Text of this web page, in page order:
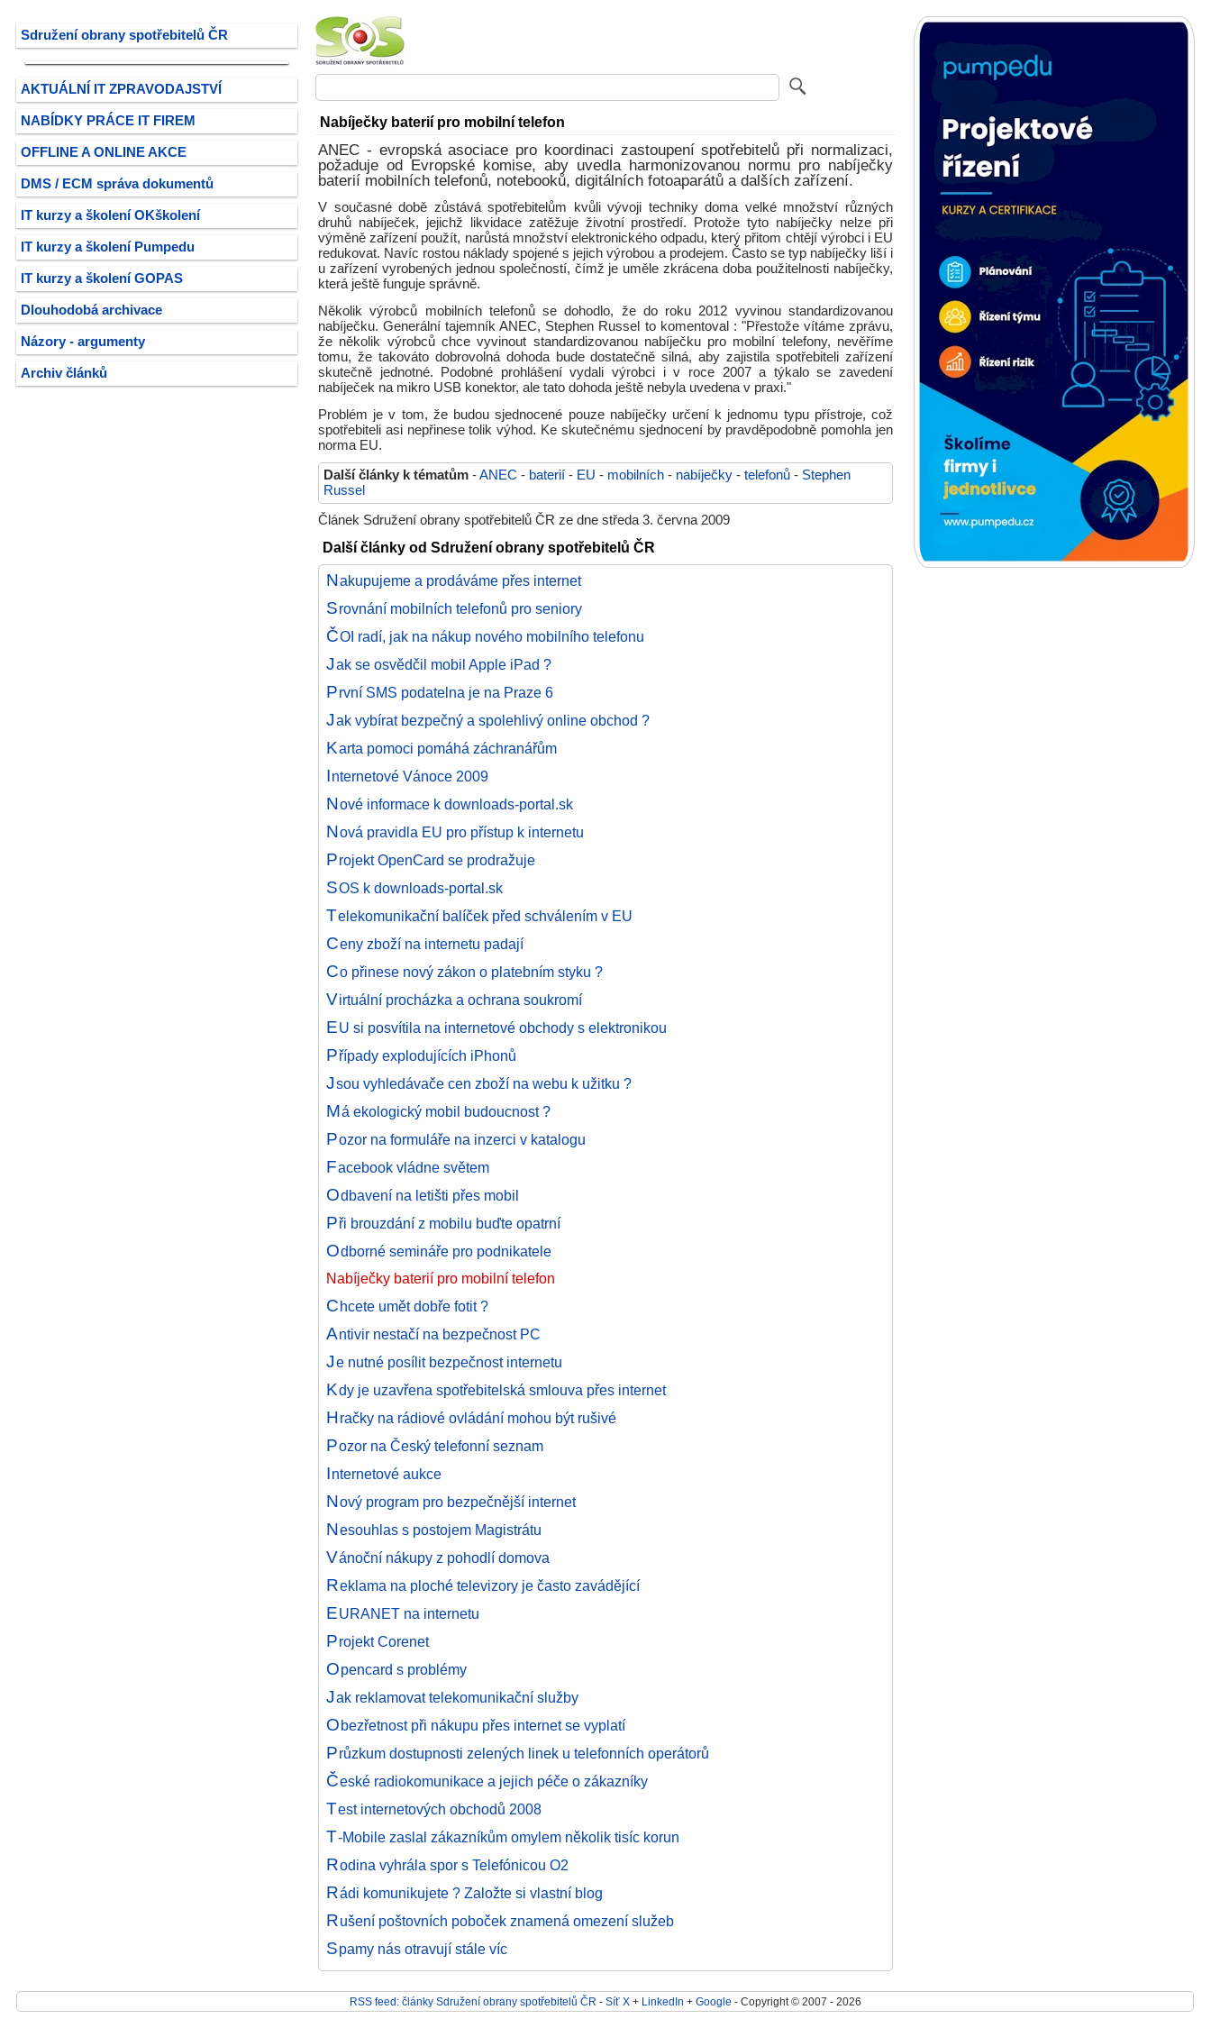
Sdružení obrany spotřebitelů ČR
AKTUÁLNÍ IT ZPRAVODAJSTVÍ
NABÍDKY PRÁCE IT FIREM
OFFLINE A ONLINE AKCE
DMS / ECM správa dokumentů
IT kurzy a školení OKškolení
IT kurzy a školení Pumpedu
IT kurzy a školení GOPAS
Dlouhodobá archivace
Názory - argumenty
Archiv článků
Nabíječky baterií pro mobilní telefon
ANEC - evropská asociace pro koordinaci zastoupení spotřebitelů při normalizaci,
požaduje od Evropské komise, aby uvedla harmonizovanou normu pro nabíječky
baterií mobilních telefonů, notebooků, digitálních fotoaparátů a dalších zařízení.
V současné době zůstává spotřebitelům kvůli vývoji techniky doma velké množství různých
druhů nabíječek, jejichž likvidace zatěžuje životní prostředí. Protože tyto nabíječky nelze při
výměně zařízení použít, narůstá množství elektronického odpadu, který přitom chtějí výrobci i EU
redukovat. Navíc rostou náklady spojené s jejich výrobou a prodejem. Často se typ nabíječky liší i
u zařízení vyrobených jednou společností, čímž je uměle zkrácena doba použitelnosti nabíječky,
která ještě funguje správně.
Několik výrobců mobilních telefonů se dohodlo, že do roku 2012 vyvinou standardizovanou
nabíječku. Generální tajemník ANEC, Stephen Russel to komentoval : "Přestože vítáme zprávu,
že několik výrobců chce vyvinout standardizovanou nabíječku pro mobilní telefony, nevěříme
tomu, že takováto dobrovolná dohoda bude dostatečně silná, aby zajistila spotřebiteli zařízení
skutečně jednotné. Podobné prohlášení vydali výrobci i v roce 2007 a týkalo se zavedení
nabíječek na mikro USB konektor, ale tato dohoda ještě nebyla uvedena v praxi."
Problém je v tom, že budou sjednocené pouze nabíječky určení k jednomu typu přístroje, což
spotřebiteli asi nepřinese tolik výhod. Ke skutečnému sjednocení by pravděpodobně pomohla jen
norma EU.
Další články k tématům -ANEC - baterií - EU - mobilních - nabíječky - telefonů - Stephen
Russel
Článek Sdružení obrany spotřebitelů ČR ze dne středa 3. června 2009
Další články od Sdružení obrany spotřebitelů ČR
Nakupujeme a prodáváme přes internet
Srovnání mobilních telefonů pro seniory
ČOI radí, jak na nákup nového mobilního telefonu
Jak se osvědčil mobil Apple iPad ?
První SMS podatelna je na Praze 6
Jak vybírat bezpečný a spolehlivý online obchod ?
Karta pomoci pomáhá záchranářům
Internetové Vánoce 2009
Nové informace k downloads-portal.sk
Nová pravidla EU pro přístup k internetu
Projekt OpenCard se prodražuje
SOS k downloads-portal.sk
Telekomunikační balíček před schválením v EU
Ceny zboží na internetu padají
Co přinese nový zákon o platebním styku ?
Virtuální procházka a ochrana soukromí
EU si posvítila na internetové obchody s elektronikou
Případy explodujících iPhonů
Jsou vyhledávače cen zboží na webu k užitku ?
Má ekologický mobil budoucnost ?
Pozor na formuláře na inzerci v katalogu
Facebook vládne světem
Odbavení na letišti přes mobil
Při brouzdání z mobilu buďte opatrní
Odborné semináře pro podnikatele
Nabíječky baterií pro mobilní telefon
Chcete umět dobře fotit ?
Antivir nestačí na bezpečnost PC
Je nutné posílit bezpečnost internetu
Kdy je uzavřena spotřebitelská smlouva přes internet
Hračky na rádiové ovládání mohou být rušivé
Pozor na Český telefonní seznam
Internetové aukce
Nový program pro bezpečnější internet
Nesouhlas s postojem Magistrátu
Vánoční nákupy z pohodlí domova
Reklama na ploché televizory je často zavádějící
EURANET na internetu
Projekt Corenet
Opencard s problémy
Jak reklamovat telekomunikační služby
Obezřetnost při nákupu přes internet se vyplatí
Průzkum dostupnosti zelených linek u telefonních operátorů
České radiokomunikace a jejich péče o zákazníky
Test internetových obchodů 2008
T-Mobile zaslal zákazníkům omylem několik tisíc korun
Rodina vyhrála spor s Telefónicou O2
Rádi komunikujete ? Založte si vlastní blog
Rušení poštovních poboček znamená omezení služeb
Spamy nás otravují stále víc
RSS feed: články Sdružení obrany spotřebitelů ČR - Síť X+ LinkedIn + Google - Copyright © 2007 - 2026